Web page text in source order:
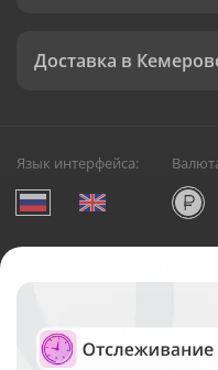
Доставка в
Язык интерфейса:
Служба
Русский Букет, 2026
Общество с
ОГРН: 1195476081745,